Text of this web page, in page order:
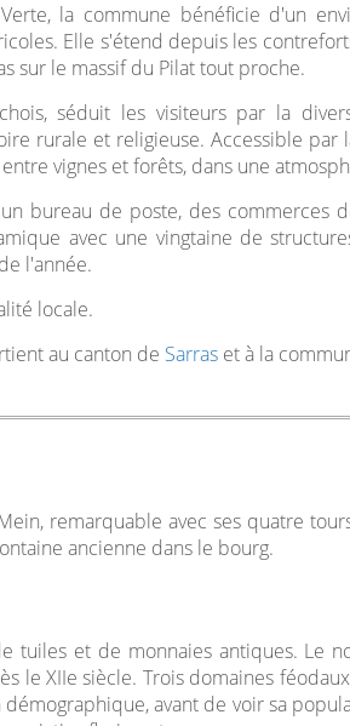
la commune bénéficie d'un
Elle s'étend depuis les
sur le massif du Pilat tout proche.
séduit les visiteurs par la
rurale et religieuse. Accessible par
vignes et forêts, dans une
bureau de poste, des commerces
avec une vingtaine de
l'année.
locale.
au canton de Sarraset à la
remarquable avec ses quatre
ancienne dans le bourg.
tuiles et de monnaies antiques. Le
le XIIe siècle. Trois domaines
avant de voir sa